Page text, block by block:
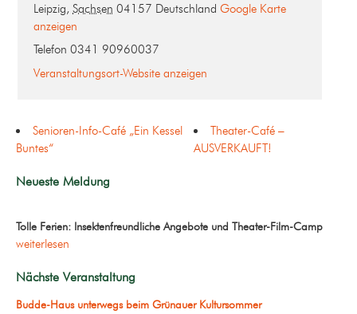
Leipzig, Sachsen 04157 Deutschland Google Karte
anzeigen
Telefon 0341 90960037
Veranstaltungsort-Website anzeigen
Senioren-Info-Café „Ein Kessel
Buntes“
Theater-Café –
AUSVERKAUFT!
Neueste Meldung
Tolle Ferien: Insektenfreundliche Angebote und Theater-Film-Camp
weiterlesen
Nächste Veranstaltung
Budde-Haus unterwegs beim Grünauer Kultursommer